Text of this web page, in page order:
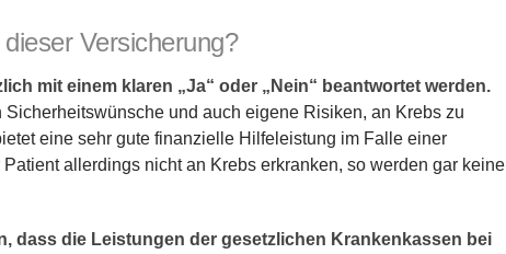
Versicherung?
mit einem klaren „Ja“ oder „Nein“ beantwortet werden.
und auch eigene Risiken, an Krebs zu
eine sehr gute finanzielle Hilfeleistung im Falle einer
allerdings nicht an Krebs erkranken, so werden gar keine
dass die Leistungen der gesetzlichen Krankenkassen bei